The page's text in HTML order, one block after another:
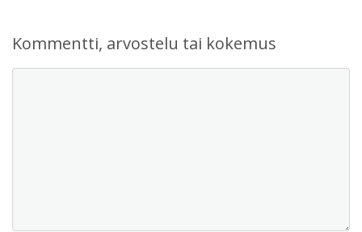
Kommentti, arvostelu tai kokemus